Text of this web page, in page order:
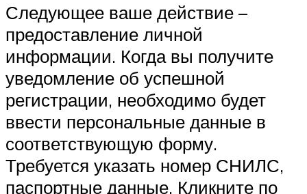
Следующее ваше действие –
предоставление личной
информации. Когда вы получите
уведомление об успешной
регистрации, необходимо будет
ввести персональные данные в
соответствующую форму.
Требуется указать номер СНИЛС,
паспортные данные. Кликните по